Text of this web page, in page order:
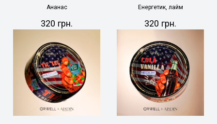
Ананас
320 грн.
Енергетик, лайм
320 грн.